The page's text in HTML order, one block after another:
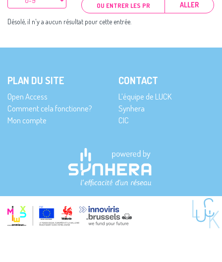
ALLER
Désolé, il n'y a aucun résultat pour cette entrée.
PLAN DU SITE
Open Access
Comment cela fonctionne?
Mon compte
CONTACT
L’équipe de LUCK
Synhera
CIC